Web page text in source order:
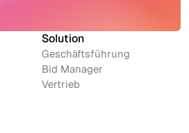
Solution
Geschäftsführung
Bid Manager
Vertrieb